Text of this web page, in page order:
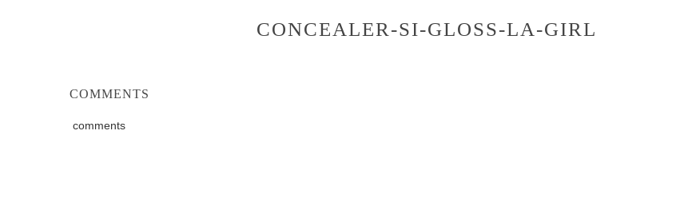
CONCEALER-SI-GLOSS-LA-GIRL
COMMENTS
comments